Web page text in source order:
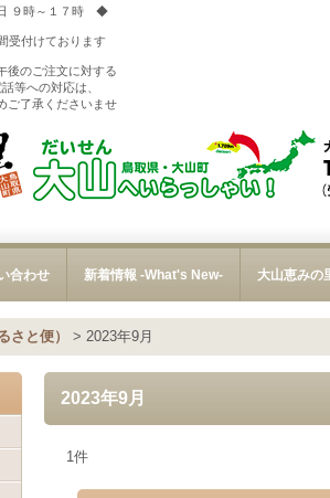
９時～１７時 ◆
受付けております
後のご注文に対する
等への対応は、
ご了承くださいませ
合わせ 新着情報 -What's New- 大山恵みの
さと便） > 2023年9月
2023年9月
1件